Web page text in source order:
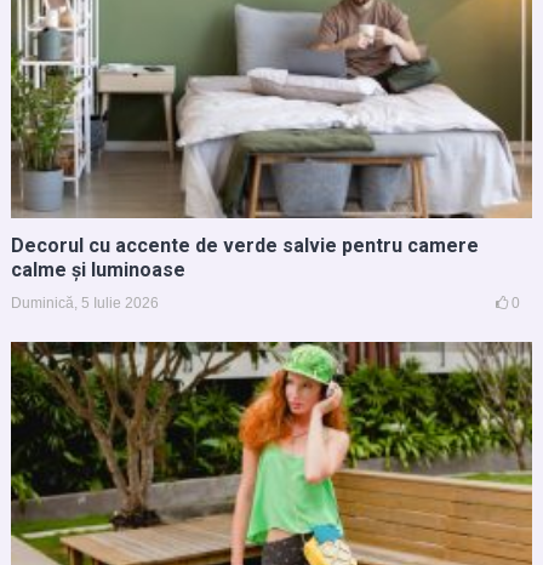
Decorul cu accente de verde salvie pentru camere
calme și luminoase
Duminică, 5 Iulie 2026 0